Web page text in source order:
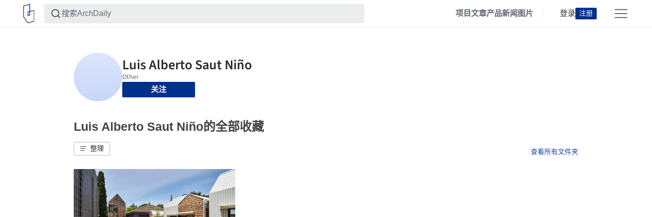
项目文章产品新闻 图片 登录 注册
关注
Luis Alberto Saut Niño的全部收藏
整理 查看所有文件夹